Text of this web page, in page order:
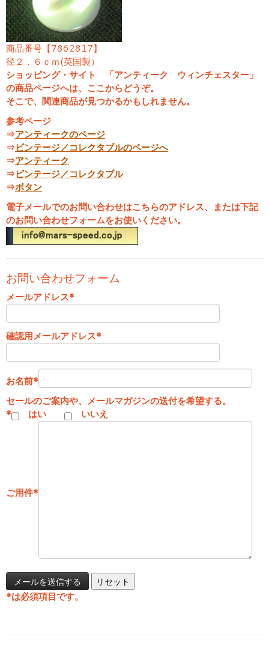
商品番号【7862817】
径２．６ｃｍ(英国製）
ショッピング・サイト 「アンティーク ウィンチェスター」
の商品ページへは、ここからどうぞ。
そこで、関連商品が見つかるかもしれません。
参考ページ
⇒アンティークのページ
⇒ビンテージ／コレクタブルのページへ
⇒アンティーク
⇒ビンテージ／コレクタブル
⇒ボタン
電子メールでのお問い合わせはこちらのアドレス、または下記
のお問い合わせフォームをお使いください。
お問い合わせフォーム
メールアドレス*
確認用メールアドレス*
お名前*
セールのご案内や、メールマガジンの送付を希望する。
*
はい いいえ
ご用件*
*は必須項目です。